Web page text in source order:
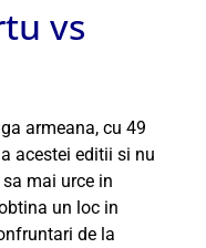
vs
armeana, cu 49
acestei editii si nu
mai urce in
un loc in
de la